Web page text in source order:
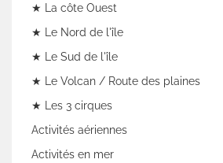
★ La côte Ouest
★ Le Nord de l'île
★ Le Sud de l'île
★ Le Volcan / Route des plaines
★ Les 3 cirques
Activités aériennes
Activités en mer